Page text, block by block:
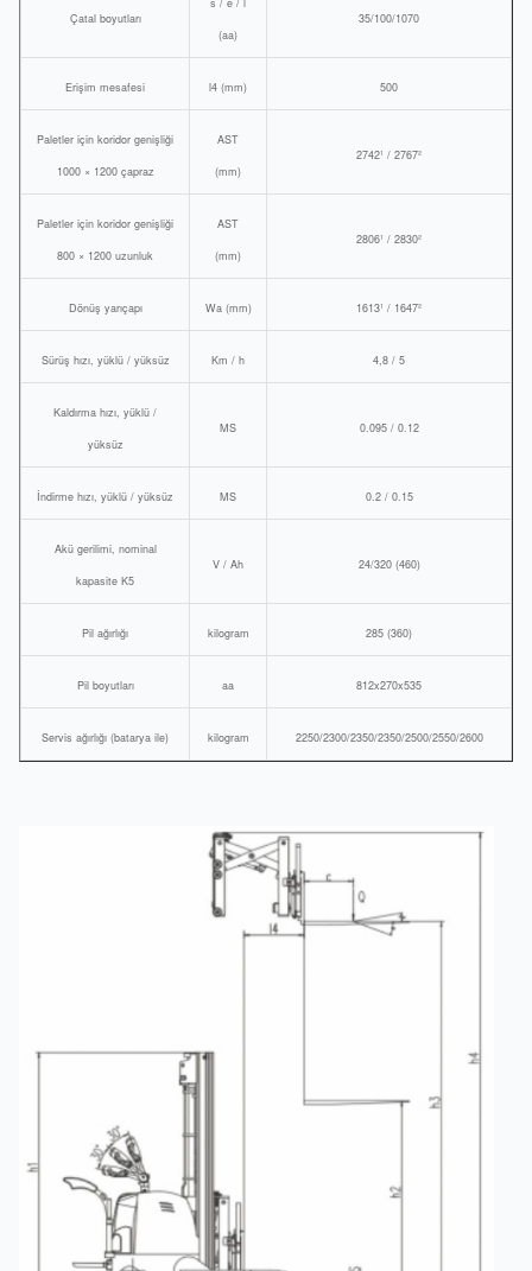
Çatal boyutları
(aa)
35/100/1070
Erişim mesafesi l4 (mm) 500
Paletler için koridor genişliği
1000 × 1200 çapraz
AST
(mm)
2742¹ / 2767²
Paletler için koridor genişliği
800 × 1200 uzunluk
AST
(mm)
2806¹ / 2830²
Dönüş yarıçapı Wa (mm) 1613¹ / 1647²
Sürüş hızı, yüklü / yüksüz Km / h 4,8 / 5
Kaldırma hızı, yüklü /
yüksüz
MS 0.095 / 0.12
İndirme hızı, yüklü / yüksüz MS 0.2 / 0.15
Akü gerilimi, nominal
kapasite K5
V / Ah 24/320 (460)
Pil ağırlığı kilogram 285 (360)
Pil boyutları aa 812x270x535
Servis ağırlığı (batarya ile) kilogram 2250/2300/2350/2350/2500/2550/2600